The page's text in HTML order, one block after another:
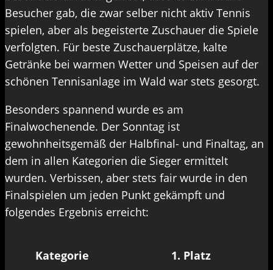
Besucher gab, die zwar selber nicht aktiv Tennis
spielen, aber als begeisterte Zuschauer die Spiele
verfolgten. Für beste Zuschauerplätze, kalte
Getränke bei warmen Wetter und Speisen auf der
schönen Tennisanlage im Wald war stets gesorgt.
Besonders spannend wurde es am
Finalwochenende. Der Sonntag ist
gewohnheitsgemäß der Halbfinal- und Finaltag, an
dem in allen Kategorien die Sieger ermittelt
wurden. Verbissen, aber stets fair wurde in den
Finalspielen um jeden Punkt gekämpft und
folgendes Ergebnis erreicht:
Kategorie 1. Platz